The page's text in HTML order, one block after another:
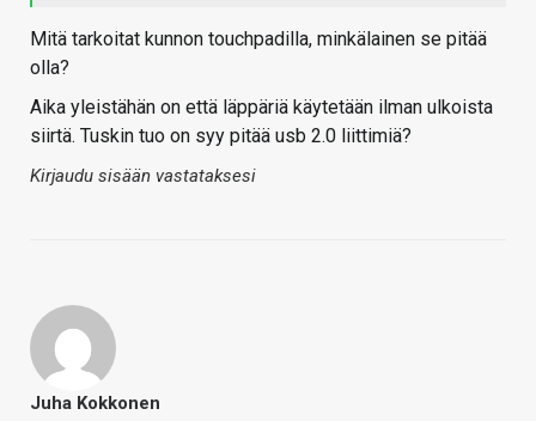
Mitä tarkoitat kunnon touchpadilla, minkälainen se pitää
olla?
Aika yleistähän on että läppäriä käytetään ilman ulkoista
siirtä. Tuskin tuo on syy pitää usb 2.0 liittimiä?
Kirjaudu sisään vastataksesi
Juha Kokkonen